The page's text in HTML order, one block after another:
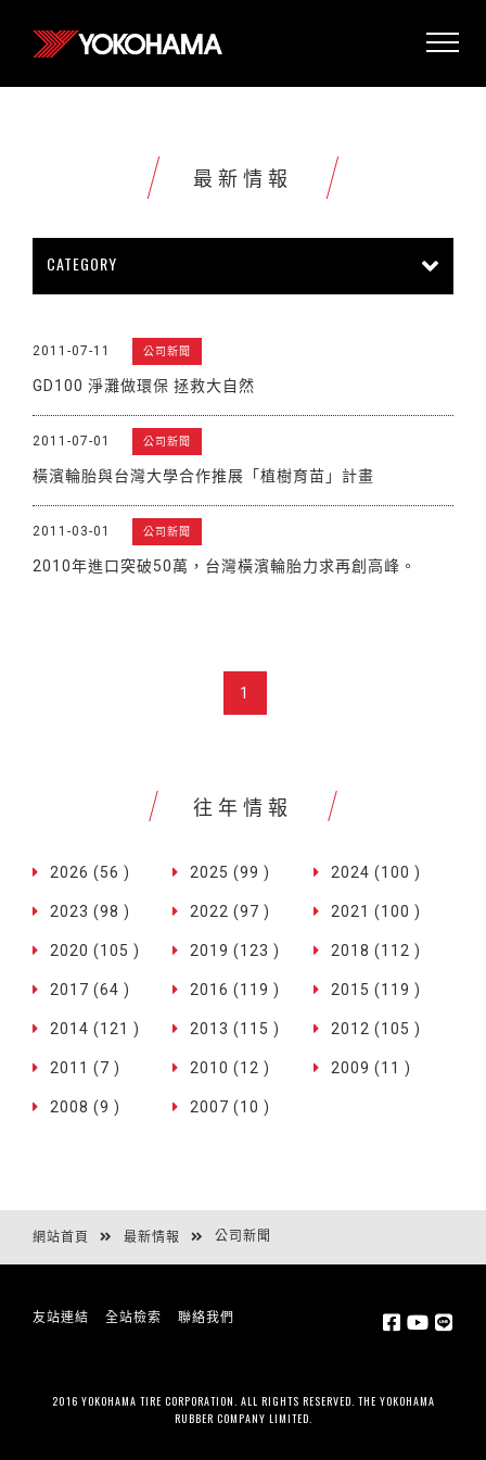
最新情報
CATEGORY
販促活動
2011-07-11 公司新聞
GD100 淨灘做環保 拯救大自然
2011-07-01 公司新聞
橫濱輪胎與台灣大學合作推展「植樹育苗」計畫
2011-03-01 公司新聞
2010年進口突破50萬，台灣橫濱輪胎力求再創高峰。
1
往年情報
2026 (56 ) 2025 (99 ) 2024 (100 )
2023 (98 ) 2022 (97 ) 2021 (100 )
2020 (105 ) 2019 (123 ) 2018 (112 )
2017 (64 ) 2016 (119 ) 2015 (119 )
2014 (121 ) 2013 (115 ) 2012 (105 )
2011 (7 ) 2010 (12 ) 2009 (11 )
2008 (9 ) 2007 (10 )
網站首頁 最新情報 公司新聞
友站連結 全站檢索 聯絡我們
2016 YOKOHAMA TIRE CORPORATION. ALL RIGHTS RESERVED. THE YOKOHAMA
RUBBER COMPANY LIMITED.